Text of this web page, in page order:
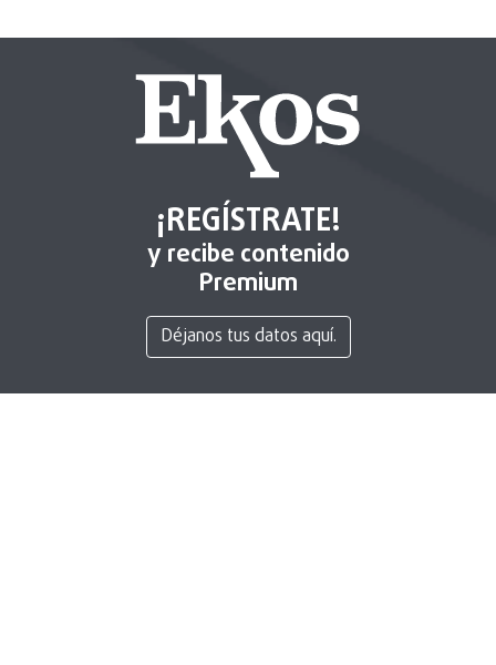
¡REGÍSTRATE!
y recibe contenido
Premium
Déjanos tus datos aquí.